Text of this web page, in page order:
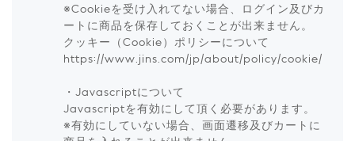
※Cookieを受け入れてない場合、ログイン及びカ
ートに商品を保存しておくことが出来ません。
クッキー（Cookie）ポリシーについて
https://www.jins.com/jp/about/policy/cookie/
・Javascriptについて
Javascriptを有効にして頂く必要があります。
※有効にしていない場合、画面遷移及びカートに